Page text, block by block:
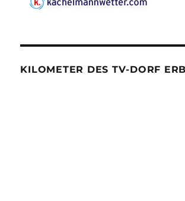
KILOMETER DES TV-DORF